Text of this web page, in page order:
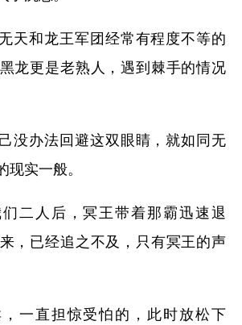
天和龙王军团经常有程度不等的
龙更是老熟人，遇到棘手的情况
没办法回避这双眼睛，就如同无
现实一般。
二人后，冥王带着那霸迅速退
，已经追之不及，只有冥王的声
一直担惊受怕的，此时放松下